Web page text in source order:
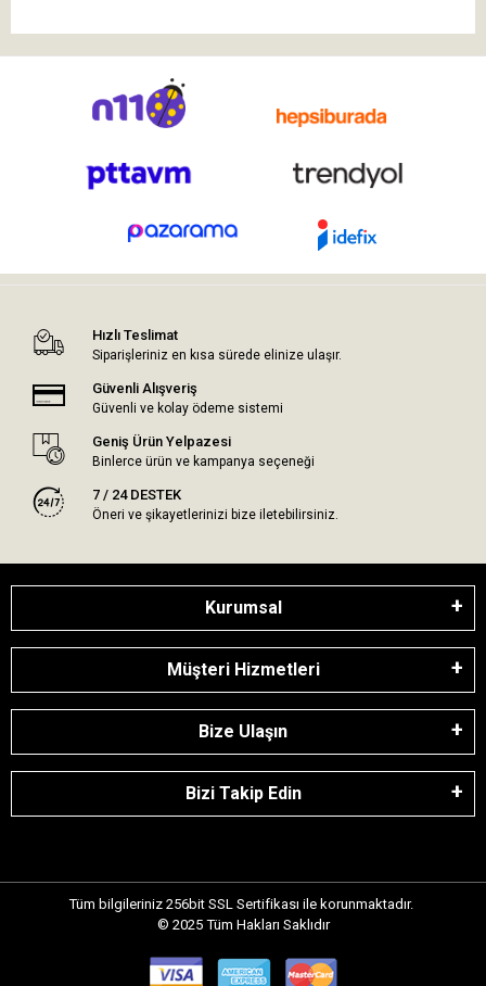
Hızlı Teslimat
Siparişleriniz en kısa sürede elinize ulaşır.
Güvenli Alışveriş
Güvenli ve kolay ödeme sistemi
Geniş Ürün Yelpazesi
Binlerce ürün ve kampanya seçeneği
7 / 24 DESTEK
Öneri ve şikayetlerinizi bize iletebilirsiniz.
Kurumsal
Müşteri Hizmetleri
Bize Ulaşın
Bizi Takip Edin
Tüm bilgileriniz 256bit SSL Sertifikası ile korunmaktadır.
© 2025 Tüm Hakları Saklıdır